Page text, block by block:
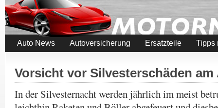
Auto News Autoversicherung Ersatzteile Tipps
Vorsicht vor Silvesterschäden am
In der Silvesternacht werden jährlich im meist